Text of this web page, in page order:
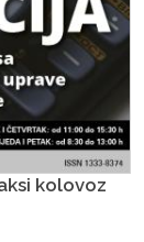
kolovoz